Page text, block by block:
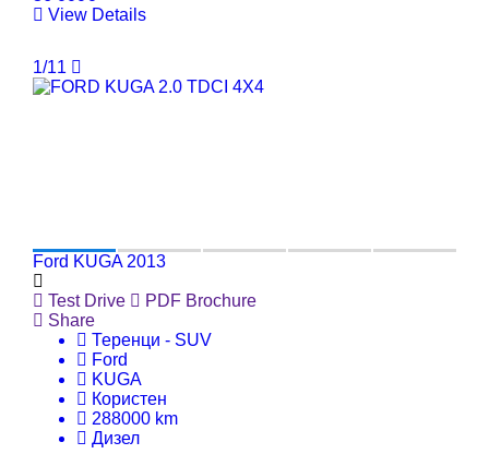
View Details
1/11
Ford KUGA 2013
Test Drive
PDF Brochure
Share
Теренци - SUV
Ford
KUGA
Користен
288000 km
Дизел